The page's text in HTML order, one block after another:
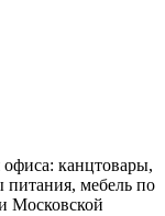
канцтовары,
питания, мебель по
Московской